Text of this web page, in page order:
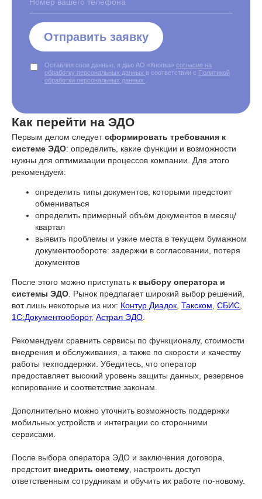
Отправить заявку
Оставляя свои данные, я даю АО «Кнопка» согласие на
обработку персональных данных в соответствии с Политикой
обработки персональных данных
Как перейти на ЭДО
Первым делом следуетсформировать требования к
системе ЭДО: определить, какие функции и возможности
нужны для оптимизации процессов компании. Для этого
рекомендуем:
определить типы документов, которыми предстоит
обмениваться
определить примерный объём документов в месяц/
квартал
выявить проблемы и узкие места в текущем бумажном
документообороте: задержки в согласовании, потеря
документов
После этого можно приступать к выбору оператора и
системы ЭДО . Рынок предлагает широкий выбор решений,
вот лишь некоторые из них: Контур.Диадок Такском СБИС
1С:Документооборот, Астрал ЭДО
Рекомендуем сравнить сервисы по функционалу, стоимости
внедрения и обслуживания, а также по скорости и качеству
работы техподдержки. Убедитесь, что оператор
предоставляет высокий уровень защиты данных, резервное
копирование и соответствие законам.
Дополнительно можно уточнить возможность поддержки
мобильных устройств и интеграции со сторонними
сервисами.
После выбора оператора ЭДО и заключения договора,
предстоит внедрить систему , настроить доступ
ответственным сотрудникам и обучить их работе по-новому.